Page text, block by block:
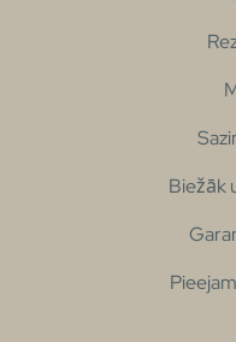
Biežāk